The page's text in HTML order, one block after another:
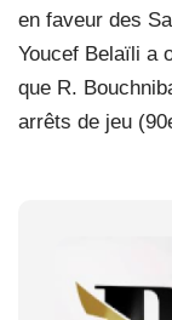
en faveur des
Youcef Belaïli a
que R.
arrêts de jeu